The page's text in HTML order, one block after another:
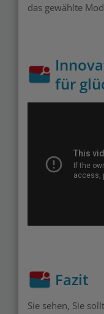
das gewählte
für
Fazit
Sie sehen, Sie